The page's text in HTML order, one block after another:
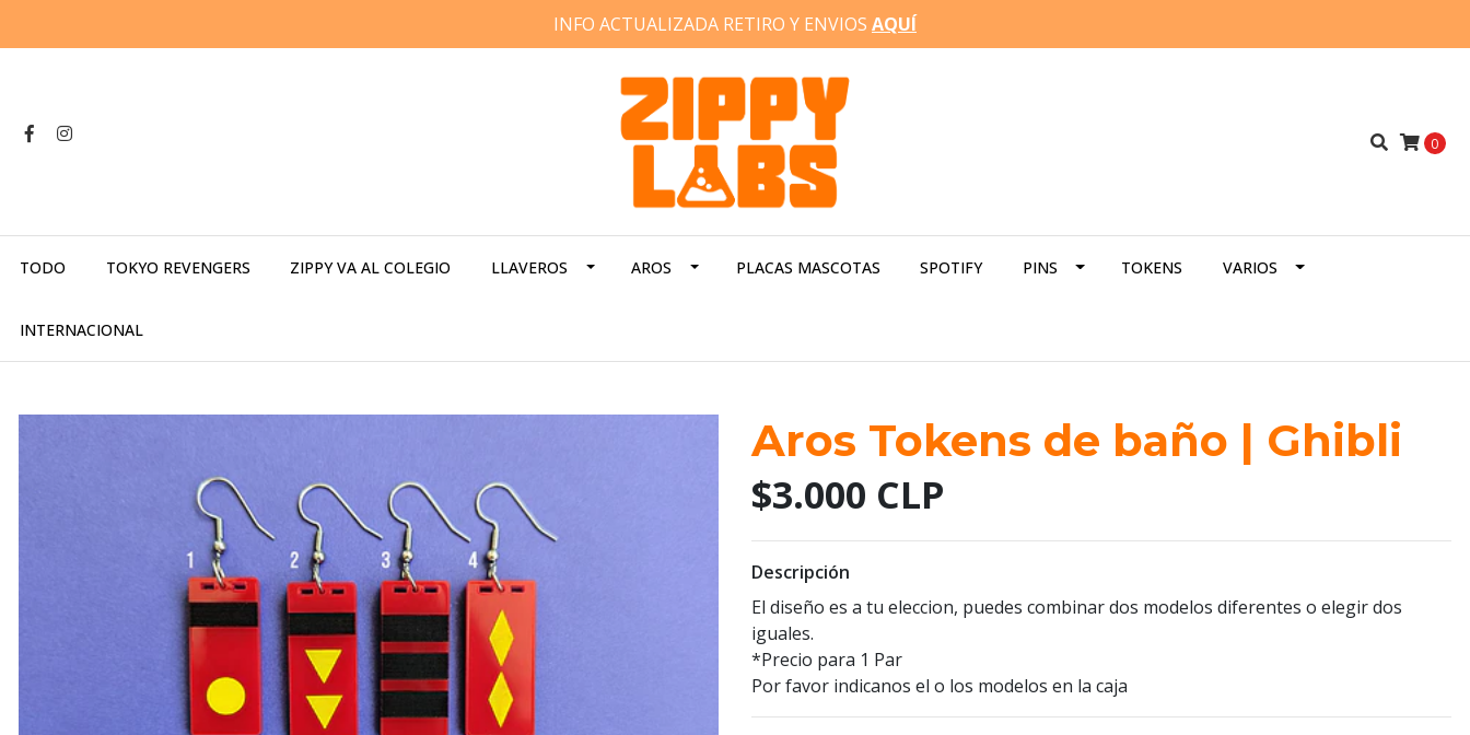
INFO ACTUALIZADA RETIRO Y ENVIOS AQUÍ
0
TODO TOKYO REVENGERS ZIPPY VA AL COLEGIO LLAVEROS AROS PLACAS MASCOTAS SPOTIFY PINS TOKENS VARIOS
INTERNACIONAL
Aros Tokens de baño | Ghibli
$3.000 CLP
Descripción
El diseño es a tu eleccion, puedes combinar dos modelos diferentes o elegir dos
iguales.
*Precio para 1 Par
Por favor indicanos el o los modelos en la caja